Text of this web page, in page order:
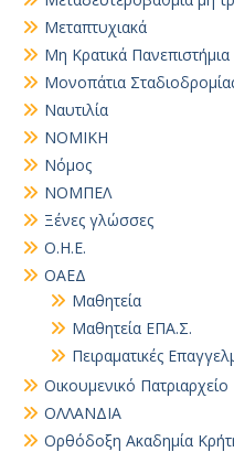
Μεταπτυχιακά
Μη Κρατικά Πανεπιστήμια
Μονοπάτια
Ναυτιλία
ΝΟΜΙΚΗ
Νόμος
ΝΟΜΠΕΛ
Ξένες γλώσσες
Ο.Η.Ε.
ΟΑΕΔ
Μαθητεία
Μαθητεία ΕΠΑ.Σ.
Πειραματικές
Οικουμενικό Πατριαρχείο
ΟΛΛΑΝΔΙΑ
Ορθόδοξη Ακαδημία